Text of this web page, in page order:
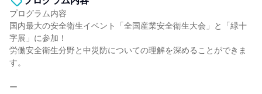
プログラム内容
国内最大の安全衛生イベント「全国産業安全衛生大会」と「緑十
字展」に参加！
労働安全衛生分野と中災防についての理解を深めることができま
す。
ー